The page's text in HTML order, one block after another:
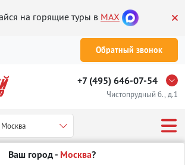
на горящие туры в MAX
Обратный звонок
+7 (495) 646-07-54
Чистопрудный б., д.1
Москва
Ваш город - Москва?
Отдых в Египте